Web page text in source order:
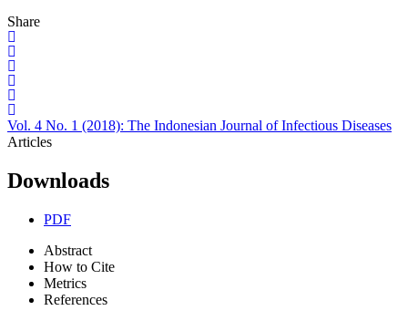
Share
Vol. 4 No. 1 (2018): The Indonesian Journal of Infectious Diseases
Articles
Downloads
PDF
Abstract
How to Cite
Metrics
References